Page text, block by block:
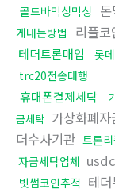
골드바믹싱믹싱
게내는방법
리플코
테더트론매입 롯
trc20전송대행
휴대폰결제세탁
금세탁 가상화폐
더수사기관 트론
자금세탁업체
빗썸코인추적 테